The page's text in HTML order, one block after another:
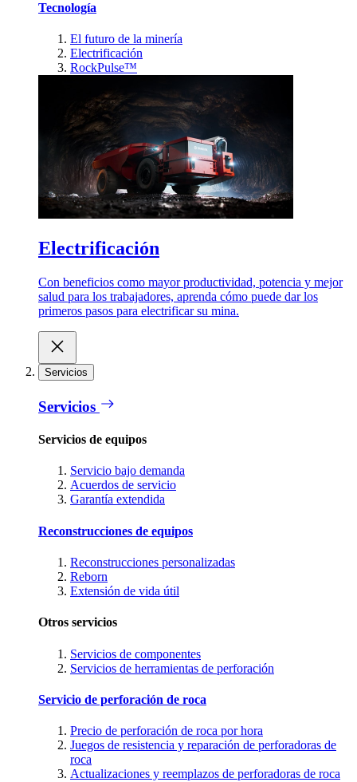
Tecnología
El futuro de la minería
Electrificación
RockPulse™
Electrificación
Con beneficios como mayor productividad, potencia y mejor
salud para los trabajadores, aprenda cómo puede dar los
primeros pasos para electrificar su mina.
Servicios
Servicios
Servicios de equipos
Servicio bajo demanda
Acuerdos de servicio
Garantía extendida
Reconstrucciones de equipos
Reconstrucciones personalizadas
Reborn
Extensión de vida útil
Otros servicios
Servicios de componentes
Servicios de herramientas de perforación
Servicio de perforación de roca
Precio de perforación de roca por hora
Juegos de resistencia y reparación de perforadoras de
roca
Actualizaciones y reemplazos de perforadoras de roca